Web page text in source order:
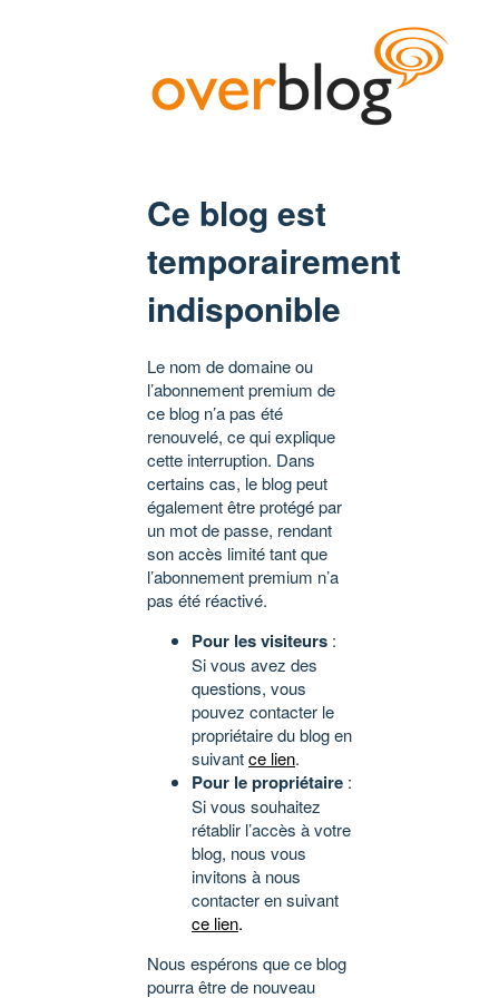
Ce blog est
temporairement
indisponible
Le nom de domaine ou
l’abonnement premium de
ce blog n’a pas été
renouvelé, ce qui explique
cette interruption. Dans
certains cas, le blog peut
également être protégé par
un mot de passe, rendant
son accès limité tant que
l’abonnement premium n’a
pas été réactivé.
Pour les visiteurs :
Si vous avez des
questions, vous
pouvez contacter le
propriétaire du blog en
suivantce lien.
Pour le propriétaire :
Si vous souhaitez
rétablir l’accès à votre
blog, nous vous
invitons à nous
contacter en suivant
ce lien.
Nous espérons que ce blog
pourra être de nouveau